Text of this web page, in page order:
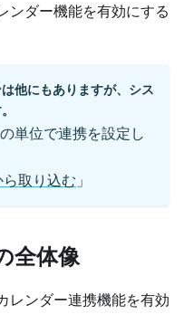
ンダー機能を有効にする
他にもありますが、シス
単位で連携を設定し
取り込む」
全体像
レンダー連携機能を有効